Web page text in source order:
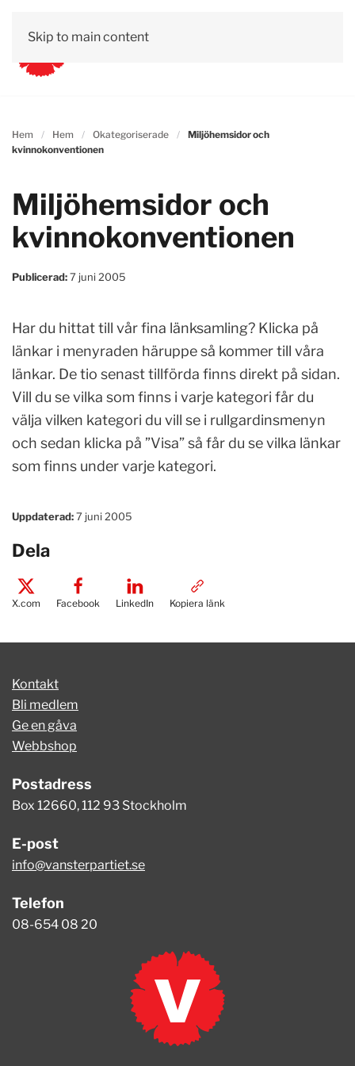
Skip to main content
Hem Hem Okategoriserade
Miljöhemsidor och
kvinnokonventionen
Miljöhemsidor och
kvinnokonventionen
Publicerad:7 juni 2005
Har du hittat till vår fina länksamling? Klicka på
länkar i menyraden häruppe så kommer till våra
länkar. De tio senast tillförda finns direkt på sidan.
Vill du se vilka som finns i varje kategori får du
välja vilken kategori du vill se i rullgardinsmenyn
och sedan klicka på ”Visa” så får du se vilka länkar
som finns under varje kategori.
Uppdaterad:7 juni 2005
Dela
X.com Facebook LinkedIn Kopiera länk
Kontakt
Bli medlem
Ge en gåva
Webbshop
Postadress
Box 12660, 112 93 Stockholm
E-post
info@vansterpartiet.se
Telefon
08-654 08 20